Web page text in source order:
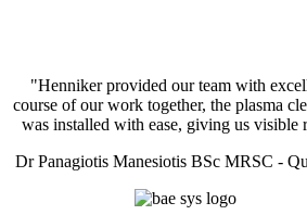
"Henniker provided our team with
course of our work together, the plasma
was installed with ease, giving us visible
Dr Panagiotis Manesiotis BSc MRSC -